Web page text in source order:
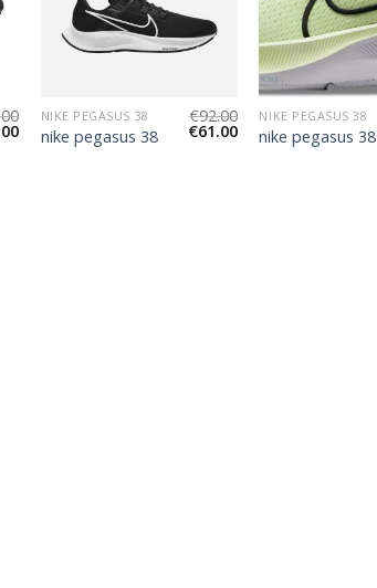
NIKE PEGASUS 38
nike pegasus 38
€92.00
€61.00
NIKE PEGASUS 38
nike pegasus 38